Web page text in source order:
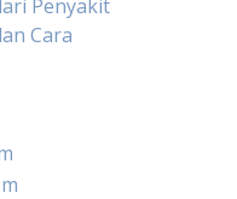
Penyakit
Cara